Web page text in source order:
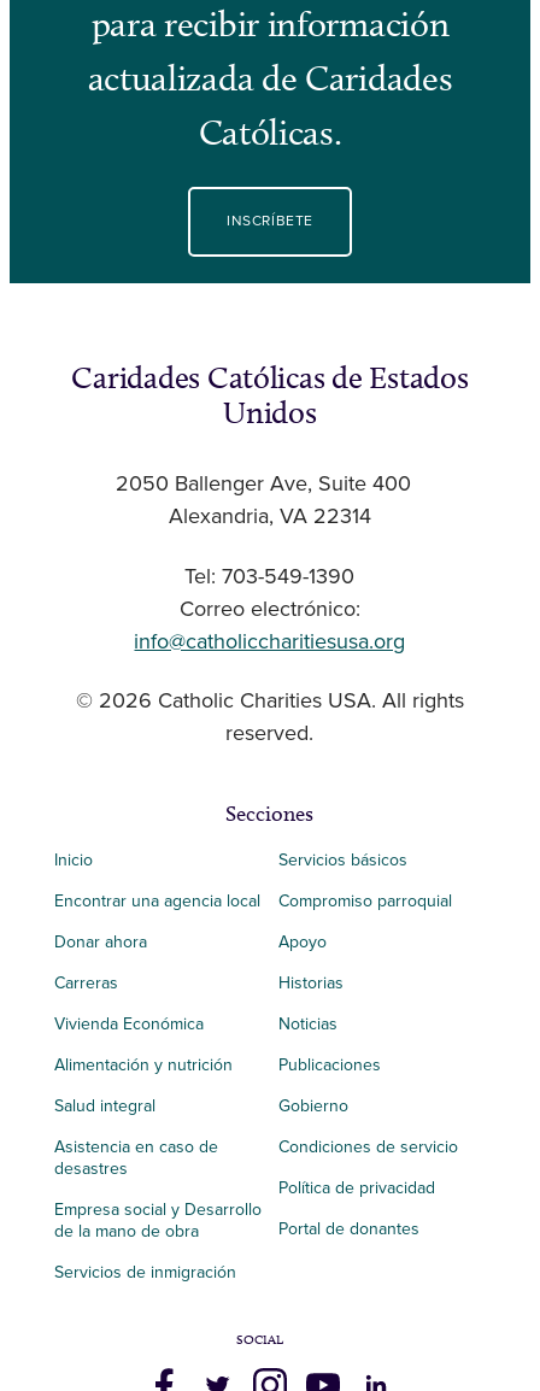
para recibir información
actualizada de Caridades
Católicas.
INSCRÍBETE
Caridades Católicas de Estados
Unidos
2050 Ballenger Ave, Suite 400
Alexandria, VA 22314
Tel: 703-549-1390
Correo electrónico:
info@catholiccharitiesusa.org
© 2026 Catholic Charities USA. All rights
reserved.
Secciones
Inicio
Encontrar una agencia local
Donar ahora
Carreras
Vivienda Económica
Alimentación y nutrición
Salud integral
Asistencia en caso de
desastres
Empresa social y Desarrollo
de la mano de obra
Servicios de inmigración
Servicios básicos
Compromiso parroquial
Apoyo
Historias
Noticias
Publicaciones
Gobierno
Condiciones de servicio
Política de privacidad
Portal de donantes
SOCIAL